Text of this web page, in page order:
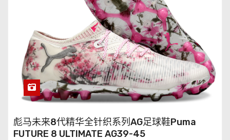
彪马未来8代精华全针织系列AG足球鞋Puma
FUTURE 8 ULTIMATE AG39-45